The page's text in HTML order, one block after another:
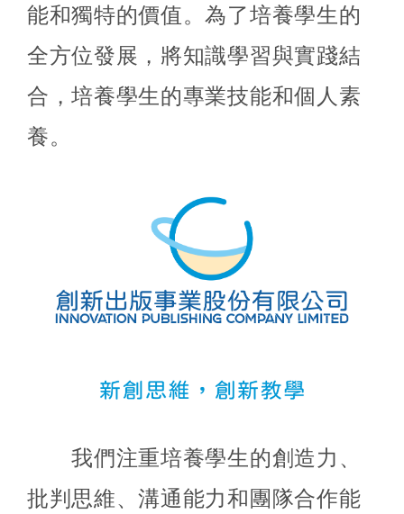
能和獨特的價值。為了培養學生的
全方位發展，將知識學習與實踐結
合，培養學生的專業技能和個人素
養。
我們注重培養學生的創造力、
批判思維、溝通能力和團隊合作能